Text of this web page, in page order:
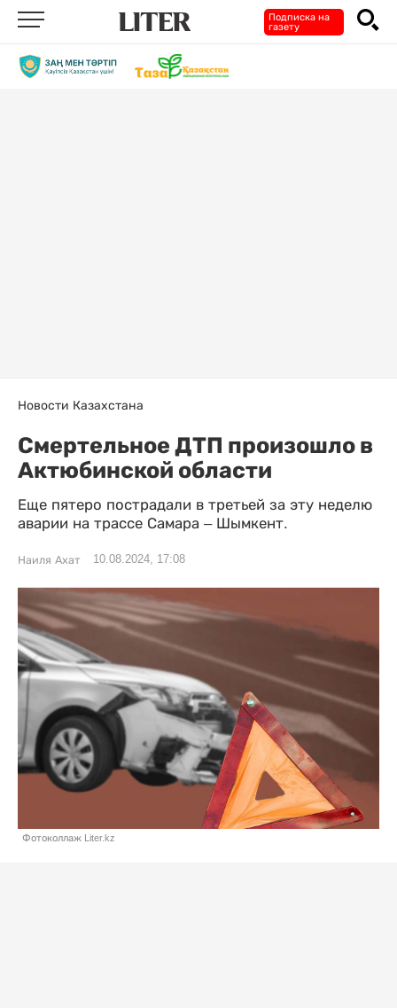
Подписка на
газету
Новости Казахстана
Смертельное ДТП произошло в
Актюбинской области
Еще пятеро пострадали в третьей за эту неделю
аварии на трассе Самара – Шымкент.
Наиля Ахат 10.08.2024, 17:08
Фотоколлаж Liter.kz